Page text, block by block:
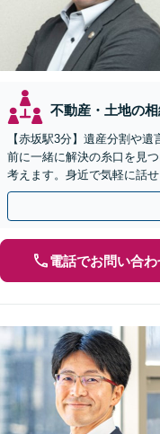
不動産・土地の
【赤坂駅3分】遺産分割や
前に一緒に解決の糸口を見
考えます。身近で気軽に話
い【夜間・休日相談可】【
電話でお問い合わ